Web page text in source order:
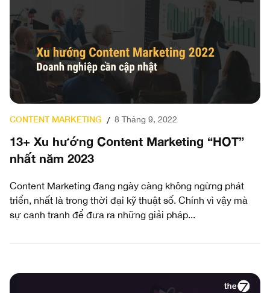
CONTENT MARKETING / 8 Tháng 9, 2022
13+ Xu hướng Content Marketing “HOT”
nhất năm 2023
Content Marketing đang ngày càng không ngừng phát
triển, nhất là trong thời đại kỹ thuật số. Chính vì vậy mà
sự canh tranh để đưa ra những giải pháp...